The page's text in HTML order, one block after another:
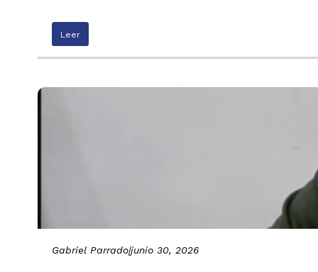
Leer
Gabriel Parrado|junio 30, 2026